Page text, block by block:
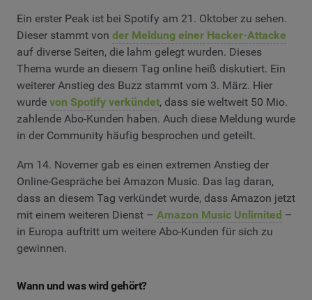
Ein erster Peak ist bei Spotify am 21. Oktober zu sehen.
Dieser stammt von der Meldung einer Hacker-Attacke
auf diverse Seiten, die lahm gelegt wurden. Dieses
Thema wurde an diesem Tag online heiß diskutiert. Ein
weiterer Anstieg des Buzz stammt vom 3. März. Hier
wurde von Spotify verkündet, dass sie weltweit 50 Mio.
zahlende Abo-Kunden haben. Auch diese Meldung wurde
in der Community häufig besprochen und geteilt.
Am 14. Novemer gab es einen extremen Anstieg der
Online-Gespräche bei Amazon Music. Das lag daran,
dass an diesem Tag verkündet wurde, dass Amazon jetzt
mit einem weiteren Dienst – Amazon Music Unlimited –
in Europa auftritt um weitere Abo-Kunden für sich zu
gewinnen.
Wann und was wird gehört?